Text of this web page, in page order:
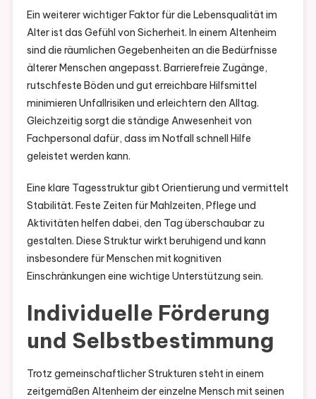
Ein weiterer wichtiger Faktor für die Lebensqualität im
Alter ist das Gefühl von Sicherheit. In einem Altenheim
sind die räumlichen Gegebenheiten an die Bedürfnisse
älterer Menschen angepasst. Barrierefreie Zugänge,
rutschfeste Böden und gut erreichbare Hilfsmittel
minimieren Unfallrisiken und erleichtern den Alltag.
Gleichzeitig sorgt die ständige Anwesenheit von
Fachpersonal dafür, dass im Notfall schnell Hilfe
geleistet werden kann.
Eine klare Tagesstruktur gibt Orientierung und vermittelt
Stabilität. Feste Zeiten für Mahlzeiten, Pflege und
Aktivitäten helfen dabei, den Tag überschaubar zu
gestalten. Diese Struktur wirkt beruhigend und kann
insbesondere für Menschen mit kognitiven
Einschränkungen eine wichtige Unterstützung sein.
Individuelle Förderung
und Selbstbestimmung
Trotz gemeinschaftlicher Strukturen steht in einem
zeitgemäßen Altenheim der einzelne Mensch mit seinen